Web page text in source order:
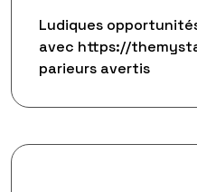
Ludiques
avec https://
parieurs avertis